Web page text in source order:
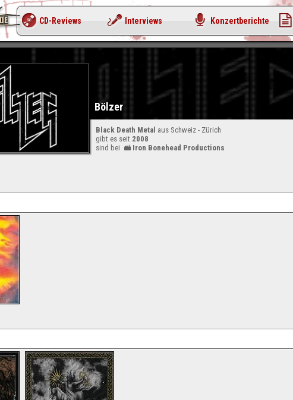
Bölzer
Black Death Metal aus Schweiz - Zürich
gibt es seit 2008
sind bei
Iron Bonehead Productions
CD-Reviews Interviews Konzertberichte